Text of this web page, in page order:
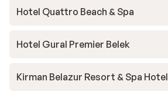
Hotel Quattro Beach & Spa
Hotel Gural Premier Belek
Kirman Belazur Resort & Spa Hotel